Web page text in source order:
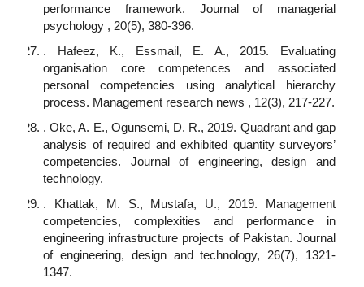
performance framework. Journal of managerial
psychology , 20(5), 380-396.
. Hafeez, K., Essmail, E. A., 2015. Evaluating
organisation core competences and associated
personal competencies using analytical hierarchy
process. Management research news , 12(3), 217-227.
. Oke, A. E., Ogunsemi, D. R., 2019. Quadrant and gap
analysis of required and exhibited quantity surveyors’
competencies. Journal of engineering, design and
technology.
. Khattak, M. S., Mustafa, U., 2019. Management
competencies, complexities and performance in
engineering infrastructure projects of Pakistan. Journal
of engineering, design and technology, 26(7), 1321-
1347.